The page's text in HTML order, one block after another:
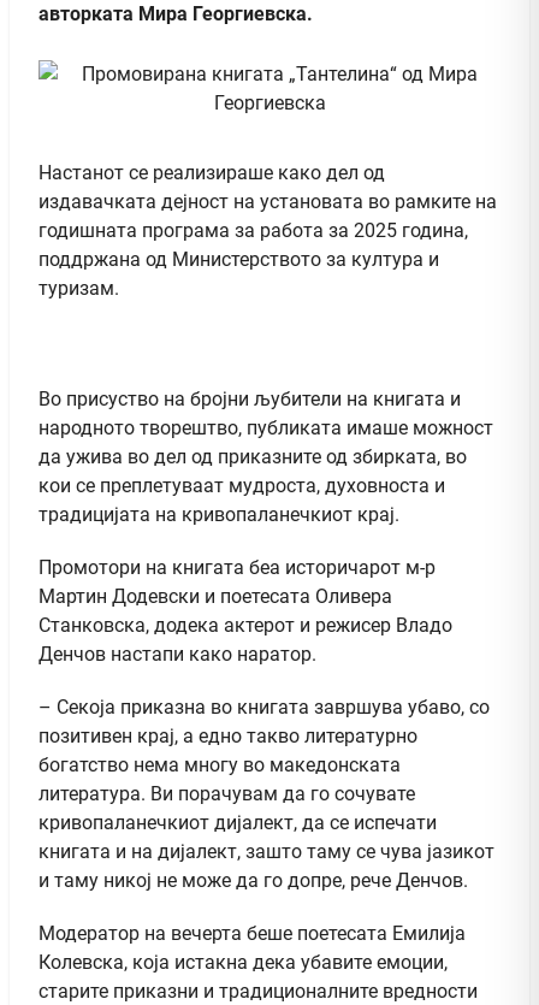
авторката Мира Георгиевска.
Настанот се реализираше како дел од
издавачката дејност на установата во рамките на
годишната програма за работа за 2025 година,
поддржана од Министерството за култура и
туризам.
Во присуство на бројни љубители на книгата и
народното творештво, публиката имаше можност
да ужива во дел од приказните од збирката, во
кои се преплетуваат мудроста, духовноста и
традицијата на кривопаланечкиот крај.
Промотори на книгата беа историчарот м-р
Мартин Додевски и поетесата Оливера
Станковска, додека актерот и режисер Владо
Денчов настапи како наратор.
– Секоја приказна во книгата завршува убаво, со
позитивен крај, а едно такво литературно
богатство нема многу во македонската
литература. Ви порачувам да го сочувате
кривопаланечкиот дијалект, да се испечати
книгата и на дијалект, зашто таму се чува јазикот
и таму никој не може да го допре, рече Денчов.
Модератор на вечерта беше поетесата Емилија
Колевска, која истакна дека убавите емоции,
старите приказни и традиционалните вредности